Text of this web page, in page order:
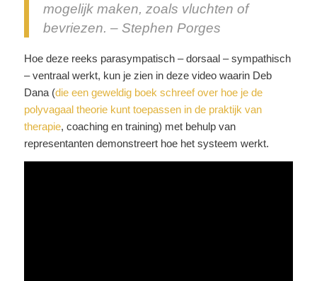
mogelijk maken, zoals vluchten of
bevriezen. – Stephen Porges
Hoe deze reeks parasympatisch – dorsaal – sympathisch
– ventraal werkt, kun je zien in deze video waarin Deb
Dana (die een geweldig boek schreef over hoe je de
polyvagaal theorie kunt toepassen in de praktijk van
therapie, coaching en training) met behulp van
representanten demonstreert hoe het systeem werkt.